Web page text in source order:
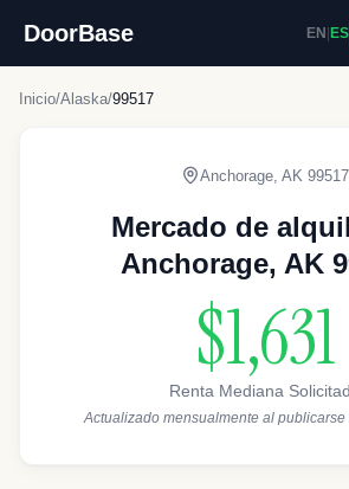
DoorBase EN ES
Inicio/Alaska/99517
Anchorage AK 99517
Mercado de
Anchorage, AK
$1,631
Renta Mediana
Actualizado mensualmente al publicarse